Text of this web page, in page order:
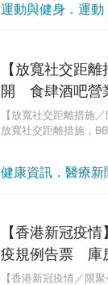
【放寬社交距
開 食肆酒吧營
吧／戲院／婚
【放寬社交距離措施
放寬社交距離措施，
【香港新冠疫
疫規例告票 庫
【香港新冠疫情／限